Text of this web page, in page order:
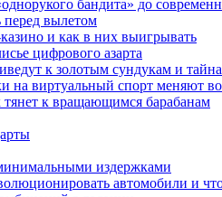
бандита» до
вылетом
и как в них выигрывать
цифрового азарта
к золотым сундукам и
на виртуальный спорт меняют
тянет к вращающимся барабанам
издержками
автомобили и что